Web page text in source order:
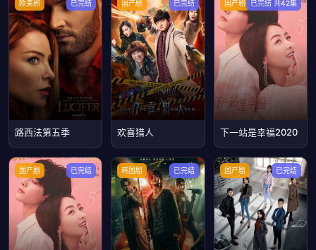
欧美剧 已完结
路西法第五季
国产剧 已完结
欢喜猎人
国产剧 已完结 共42集
下一站是幸福2020
国产剧 已完结 韩国剧 已完结 国产剧 已完结